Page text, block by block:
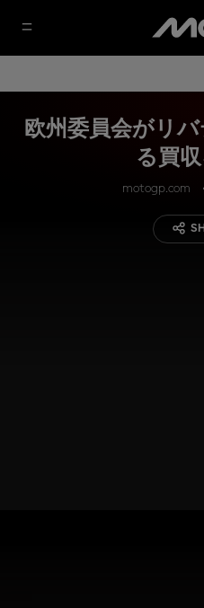
欧州委員会がリ
る買
motogp.com